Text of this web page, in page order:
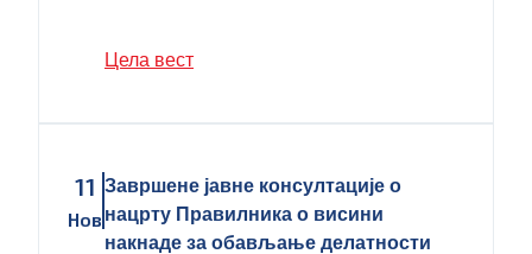
Цела вест
11
Нов
Завршене јавне консултације о
нацрту Правилника о висини
накнаде за обављање делатности